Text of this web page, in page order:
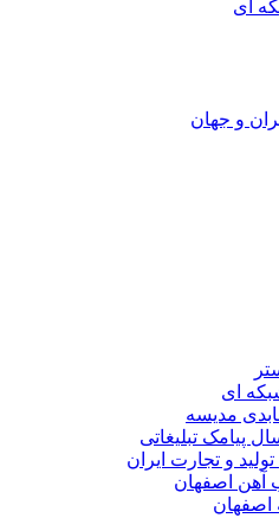
ای
و جهان
ای
مدیسه
پیامک تبلیغاتی
و تجارت ایران
اصفهان
اصفهان